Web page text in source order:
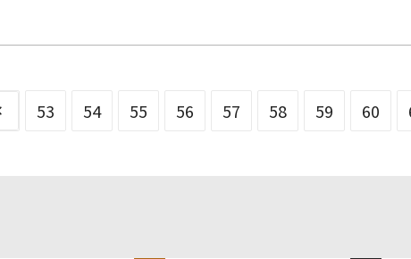
53 54 55 56 57 58 59 60